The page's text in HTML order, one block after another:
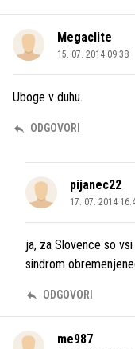
Megaclite
15. 07. 2014 09.38
Uboge v duhu.
ODGOVORI
pijanec22
17. 07. 2014
ja, za Slovence so
sindrom
ODGOVORI
me987